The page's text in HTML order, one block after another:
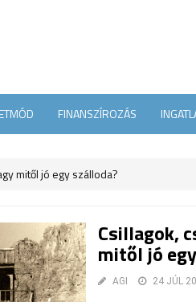
FINANSZÍROZÁS
mitől jó egy szálloda?
Csillagok,
mitől jó
AGI 24 JÚL